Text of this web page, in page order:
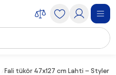
Fali tükör 47x127 cm Lahti – Styler